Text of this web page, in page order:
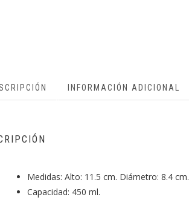
INFORMACIÓN ADICIONAL
Medidas: Alto: 11.5 cm. Diámetro: 8.4 cm.
Capacidad: 450 ml.